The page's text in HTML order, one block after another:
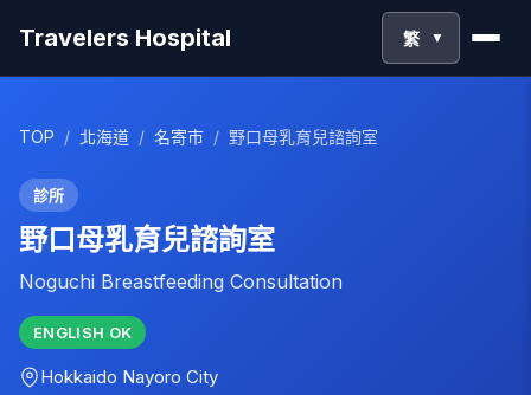
Travelers Hospital 繁 ▼
TOP / 北海道 / 名寄市 / 野口母乳育兒諮詢室
診所
野口母乳育兒諮詢室
Noguchi Breastfeeding Consultation
ENGLISH OK
Hokkaido Nayoro City